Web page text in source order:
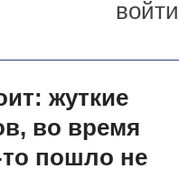
войти
жуткие
во время
то пошло не